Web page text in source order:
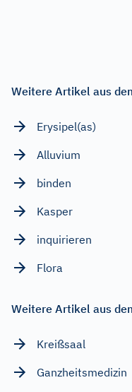
Weitere Artikel aus
Erysipel(as)
Alluvium
binden
Kasper
inquirieren
Flora
Weitere Artikel aus
Kreißsaal
Ganzheitsmedizin